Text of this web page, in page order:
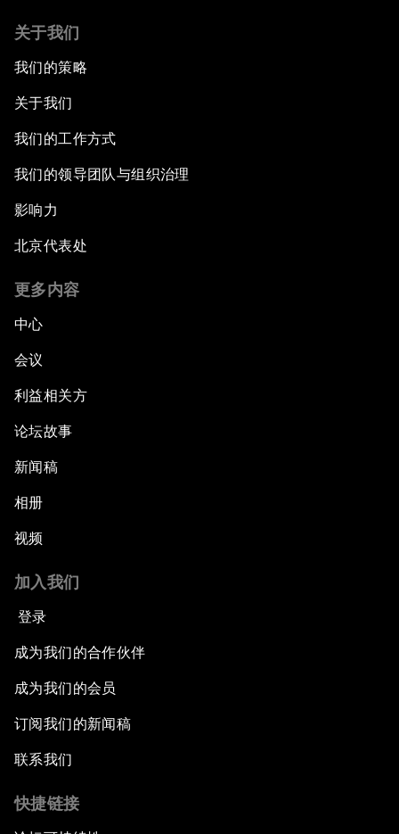
关于我们
我们的策略
关于我们
我们的工作方式
我们的领导团队与组织治理
影响力
北京代表处
更多内容
中心
会议
利益相关方
论坛故事
新闻稿
相册
视频
加入我们
登录
成为我们的合作伙伴
成为我们的会员
订阅我们的新闻稿
联系我们
快捷链接